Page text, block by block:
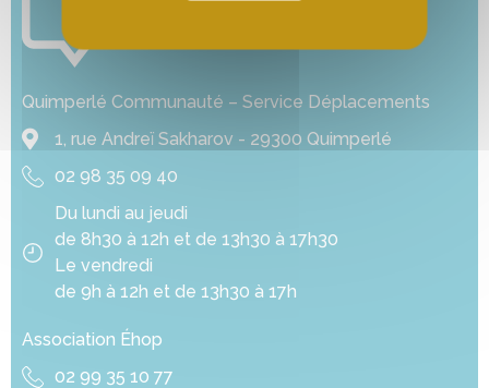
Quimperlé Communauté – Service Déplacements
1, rue Andreï Sakharov - 29300 Quimperlé
02 98 35 09 40
Du lundi au jeudi
de 8h30 à 12h et de 13h30 à 17h30
Le vendredi
de 9h à 12h et de 13h30 à 17h
Association Éhop
02 99 35 10 77